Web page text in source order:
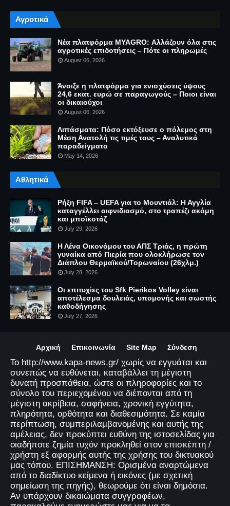
Αγροτικά
Νέα πλατφόρμα MYAGRO: Αλλάζουν όλα στις
αγροτικές επιδοτήσεις – Πότε οι πληρωμές
August 06, 2026
Άνοιξε η πλατφόρμα για ενισχύσεις ύψους
24,6 εκατ. ευρώ σε παραγωγούς – Ποιοι είναι
οι δικαιούχοι
August 06, 2026
Λιπάσματα: Πόσο εκτόξευσε ο πόλεμος στη
Μέση Ανατολή τις τιμές τους – Αναλυτικά
παραδείγματα
May 14, 2026
Αθλητικά
Ρήξη FIFA – UEFA για το Μουντιάλ: Η Αγγλία
καταγγέλλει αιφνιδιασμό, στο τραπέζι ακόμη
και μποϊκοτάζ
July 29, 2026
Η Λένα Οικονόμου του ΑΠΣ Τριάς, η πρώτη
γυναίκα από Πιερία που ολοκλήρωσε τον
Διάπλου Θερμαϊκού/Τορωναίου (26χλμ.)
July 28, 2026
Οι επιτυχίες του Sfk Pierikos Volley είναι
αποτέλεσμα δουλειάς, υπομονής και σωστής
καθοδήγησης
July 27, 2026
Αρχική Επικοινωνία Site Map Σύνδεση
Το http://www.kapa-news.gr/ χωρίς να εγγυάται και
συνεπώς να ευθύνεται, καταβάλλει τη μέγιστη
δυνατή προσπάθεια, ώστε οι πληροφορίες και το
σύνολο του περιεχομένου να διέπονται από τη
μέγιστη ακρίβεια, σαφήνεια, χρονική εγγύτητα,
πληρότητα, ορθότητα και διαθεσιμότητα. Σε καμία
περίπτωση, συμπεριλαμβανομένης και αυτής της
αμέλειας, δεν προκύπτει ευθύνη της ιστοσελίδας για
οιαδήποτε ζημία τυχόν προκληθεί στον επισκέπτη /
χρήστη εξ αφορμής αυτής της χρήσης του δικτυακού
μας τόπου. ΕΠΙΣΗΜΑΝΣΗ: Ορισμένα αναρτώμενα
από το διαδίκτυο κείμενα ή εικόνες (με σχετική
σημείωση της πηγής), θεωρούμε ότι είναι δημόσια.
Αν υπάρχουν δικαιώματα συγγραφέων,